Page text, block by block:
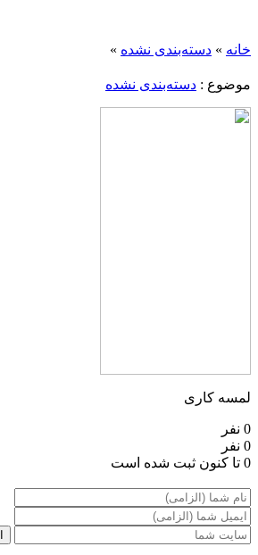
خانه » دسته‌بندی نشده »
موضوع : دسته‌بندی نشده
لمسه کاری
0 نفر
0 نفر
0 تا کنون ثبت شده است